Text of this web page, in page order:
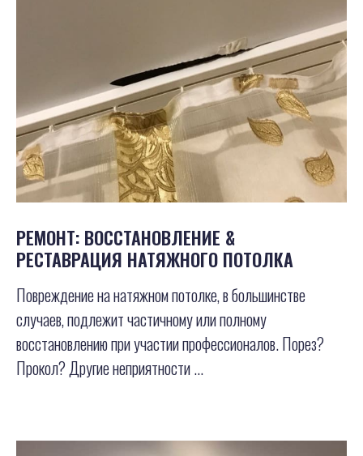
РЕМОНТ: ВОССТАНОВЛЕНИЕ &
РЕСТАВРАЦИЯ НАТЯЖНОГО ПОТОЛКА
Повреждение на натяжном потолке, в большинстве
случаев, подлежит частичному или полному
восстановлению при участии профессионалов. Порез?
Прокол? Другие неприятности ...